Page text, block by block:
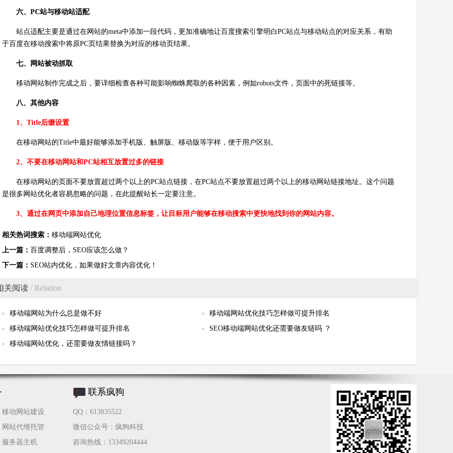
六、PC站与移动站适配
站点适配主要是通过在网站的meta中添加一段代码，更加准确地让百度搜索引擎明白PC站点与移动站点的对应关系，有助
于百度在移动搜索中将原PC页结果替换为对应的移动页结果。
七、网站被动抓取
移动网站制作完成之后，要详细检查各种可能影响蜘蛛爬取的各种因素，例如robots文件，页面中的死链接等。
八、其他内容
1、Title后缀设置
在移动网站的Title中最好能够添加手机版、触屏版、移动版等字样，便于用户区别。
2、不要在移动网站和PC站相互放置过多的链接
在移动网站的页面不要放置超过两个以上的PC站点链接，在PC站点不要放置超过两个以上的移动网站链接地址。这个问题
是很多网站优化者容易忽略的问题，在此提醒站长一定要注意。
3、通过在网页中添加自己地理位置信息标签，让目标用户能够在移动搜索中更快地找到你的网站内容。
相关热词搜索： 移动端网站优化
上一篇： 百度调整后，SEO应该怎么做？
下一篇： SEO站内优化，如果做好文章内容优化！
关阅读 / Relation
移动端网站为什么总是做不好
移动端网站优化技巧怎样做可提升排名
移动端网站优化技巧怎样做可提升排名
SEO移动端网站优化还需要做友链吗 ？
移动端网站优化，还需要做友情链接吗？
移动网站建设
网站代维托管
服务器主机
联系疯狗
QQ：613835522
微信公众号：疯狗科技
咨询热线：13349204444